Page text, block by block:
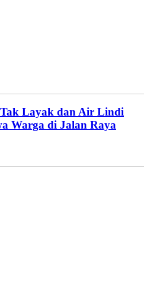
Layak dan Air Lindi
Warga di Jalan Raya